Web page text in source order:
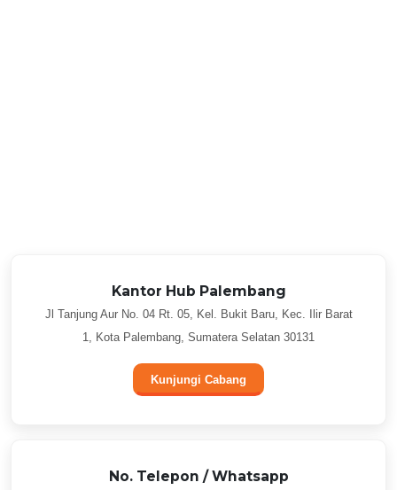
Kantor Hub Palembang
Jl Tanjung Aur No. 04 Rt. 05, Kel. Bukit Baru, Kec. Ilir Barat
1, Kota Palembang, Sumatera Selatan 30131
Kunjungi Cabang
No. Telepon / Whatsapp